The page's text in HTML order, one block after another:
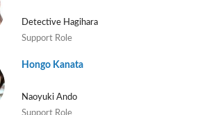
Detective Hagihara
Support Role
Hongo Kanata
Naoyuki Ando
Support Role